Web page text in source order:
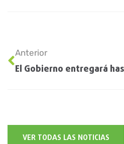
Anterior
VER TODAS LAS NOTICIAS